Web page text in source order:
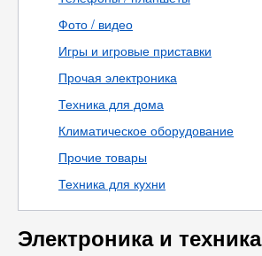
Фото / видео
Игры и игровые приставки
Прочая электроника
Техника для дома
Климатическое оборудование
Прочие товары
Техника для кухни
Электроника и техника